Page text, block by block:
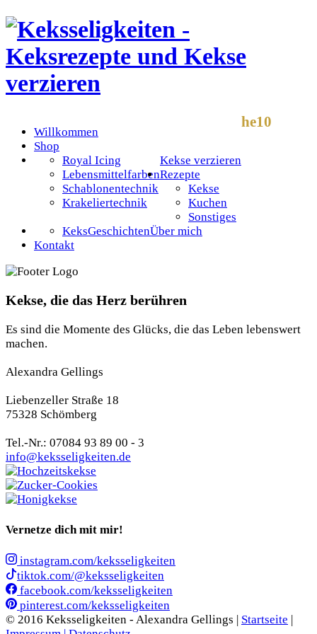
Willkommen
Shop
Kekse verzieren
Royal Icing
Lebensmittelfarben
Schablonentechnik
Krakeliertechnik
Rezepte
Kekse
Kuchen
Sonstiges
Über mich
KeksGeschichten
Kontakt
he10
Kekse, die das Herz berühren
Es sind die Momente des Glücks, die das Leben lebenswert
machen.
Alexandra Gellings
Liebenzeller Straße 18
75328 Schömberg
Tel.-Nr.: 07084 93 89 00 - 3
info@keksseligkeiten.de
Vernetze dich mit mir!
instagram.com/keksseligkeiten
tiktok.com/@keksseligkeiten
facebook.com/keksseligkeiten
pinterest.com/keksseligkeiten
© 2016 Keksseligkeiten - Alexandra Gellings | Startseite |